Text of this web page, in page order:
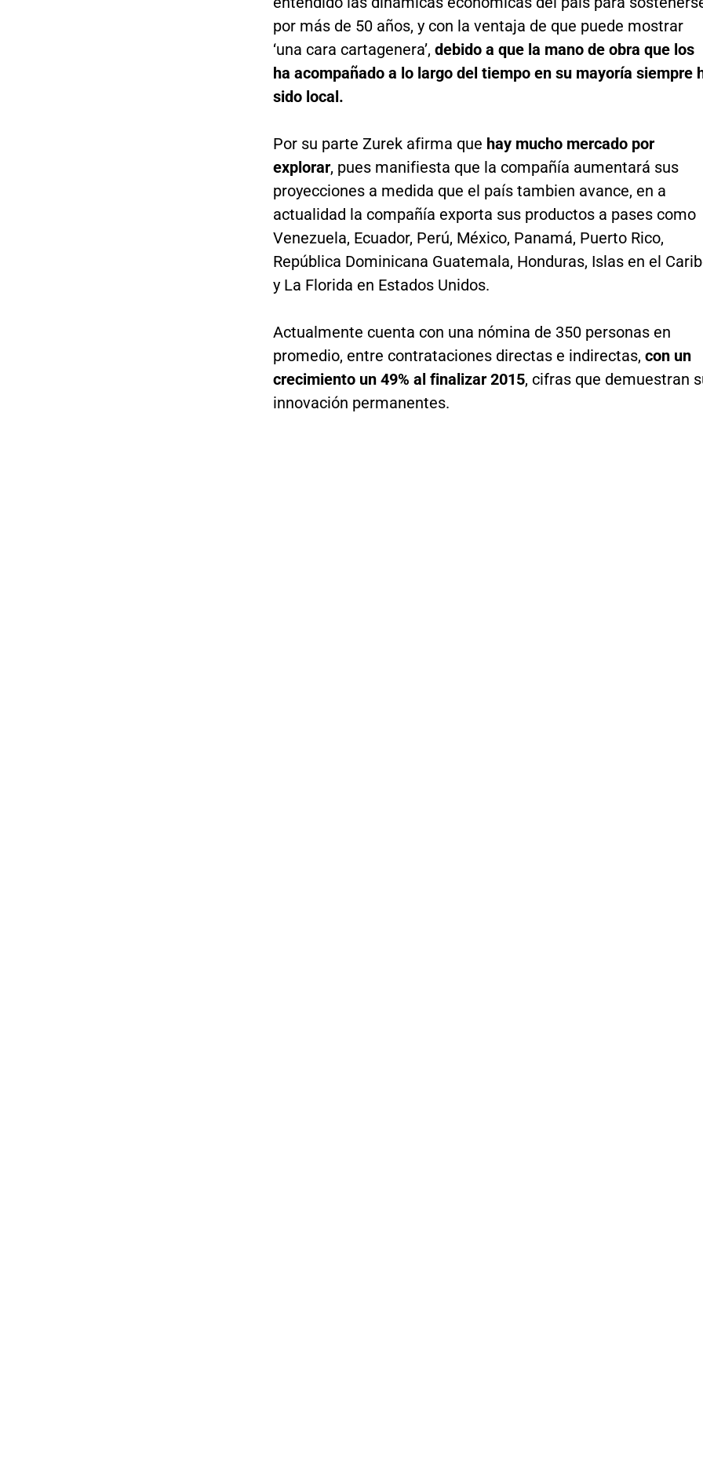
por más de 50 años, y con la ventaja de que puede mostrar
‘una cara cartagenera’, debido a que la mano de obra que los
ha acompañado a lo largo del tiempo en su mayoría siempre
sido local.
Por su parte Zurek afirma que hay mucho mercado por
explorar, pues manifiesta que la compañía aumentará sus
proyecciones a medida que el país tambien avance, en a
actualidad la compañía exporta sus productos a pases como
Venezuela, Ecuador, Perú, México, Panamá, Puerto Rico,
República Dominicana Guatemala, Honduras, Islas en el
y La Florida en Estados Unidos.
Actualmente cuenta con una nómina de 350 personas en
promedio, entre contrataciones directas e indirectas, con un
crecimiento un 49% al finalizar 2015, cifras que demuestran
innovación permanentes.